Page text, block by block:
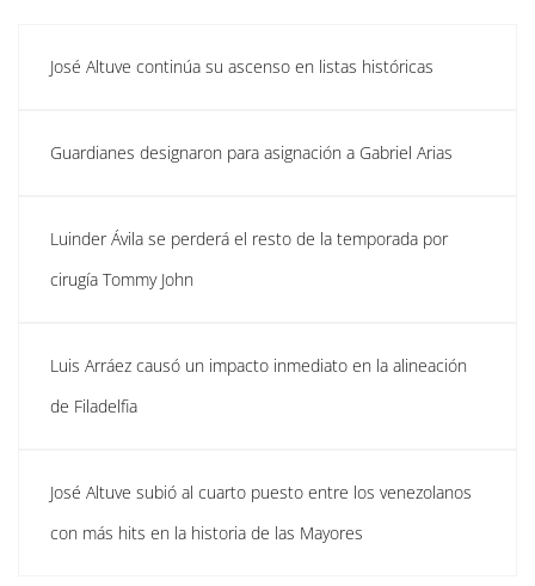
José Altuve continúa su ascenso en listas históricas
Guardianes designaron para asignación a Gabriel Arias
Luinder Ávila se perderá el resto de la temporada por
cirugía Tommy John
Luis Arráez causó un impacto inmediato en la alineación
de Filadelfia
José Altuve subió al cuarto puesto entre los venezolanos
con más hits en la historia de las Mayores